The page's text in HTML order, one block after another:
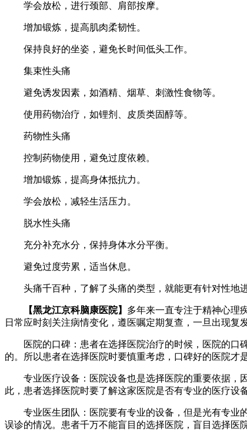
学会放松，进行颈部、肩部按摩。
增加锻炼，提高肌肉柔韧性。
保持良好的坐姿，避免长时间低头工作。
集束性头痛
避免诱发因素，如酒精、烟草、刺激性食物等。
使用药物治疗，如锂剂、皮质类固醇等。
药物性头痛
控制药物使用，避免过度依赖。
增加锻炼，提高身体抵抗力。
学会放松，减轻生活压力。
脱水性头痛
充分补充水分，保持身体水分平衡。
避免过度劳累，适当休息。
头痛千百种，了解了头痛的类型，就能更有针对性地
【黑龙江京科脑康医院】 多年来一直专注于精神心理
日常应时刻关注病情变化，遵医嘱定期复查，一旦出现复
医院的口碑：患者在选择医院治疗的时候，医院的口碑
的。所以患者在选择医院时要慎重考虑，口碑好的医院才
专业医疗设备：医院设备也是选择医院的重要依据，因
此，患者选择医院时要了解这家医院是否有专业的医疗设
专业医生团队：医院要有专业的设备，但是光有专业的
误诊的情况。患者千万不能盲目的选择医院，盲目选择医